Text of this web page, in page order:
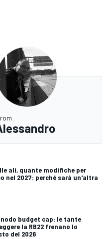
ali, quante modifiche per
nel 2027: perché sarà un'altra
nodo budget cap: le tante
la RB22 frenano lo
del 2026